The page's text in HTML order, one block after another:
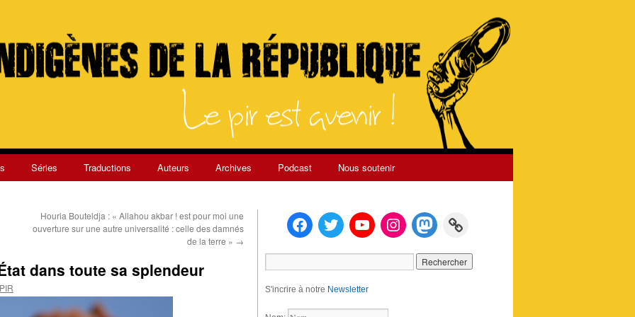
Séries Traductions Auteurs Archives Podcast Nous soutenir
Houria Bouteldja : « Allahou akbar ! est pour moi une
ouverture sur une autre universalité : celle des damnés
de la terre » →
dans toute sa splendeur
S'incrire à notre Newsletter